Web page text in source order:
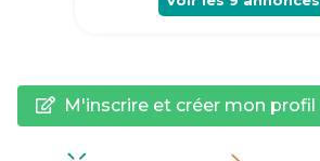
M'inscrire et créer mon profil